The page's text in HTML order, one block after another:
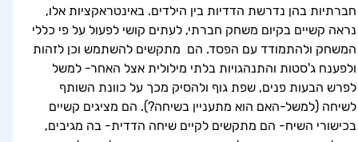
חברתיות בהן נדרשת הדדיות בין הילדים. באינטראקציות אלו,
נראה קשיים בקיום משחק חברתי, לעתים קושי לפעול על פי כללי
המשחק ולהתמודד עם הפסד. הם  מתקשים להשתמש וכן לזהות
ולפענח ג'סטות והתנהגויות בלתי מילולית אצל האחר- למשל
לפרש הבעות פנים, שפת גוף ולהסיק מכך על כוונת השותף
לשיחה (למשל-האם הוא מתעניין בשיחה?). הם מציגים קשיים
בכישורי השיח- הם מתקשים לקיים שיחה הדדית- בה מגיבים,